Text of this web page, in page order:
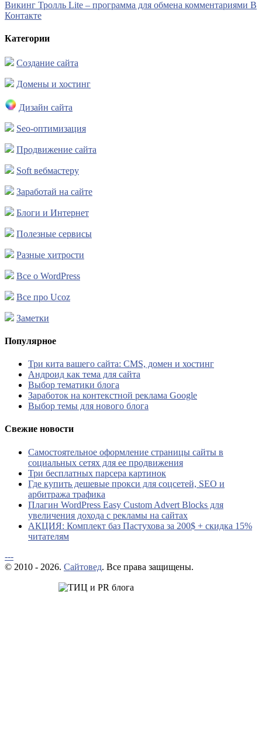
Викинг Тролль Lite – программа для обмена комментариями В
Контакте
Категории
Создание сайта
Домены и хостинг
Дизайн сайта
Seo-оптимизация
Продвижение сайта
Soft вебмастеру
Заработай на сайте
Блоги и Интернет
Полезные сервисы
Разные хитрости
Все о WordPress
Все про Ucoz
Заметки
Популярное
Три кита вашего сайта: CMS, домен и хостинг
Андроид как тема для сайта
Выбор тематики блога
Заработок на контекстной реклама Google
Выбор темы для нового блога
Свежие новости
Самостоятельное оформление страницы сайты в
социальных сетях для ее продвижения
Три бесплатных парсера картинок
Где купить дешевые прокси для соцсетей, SEO и
арбитража трафика
Плагин WordPress Easy Custom Advert Blocks для
увеличения дохода с рекламы на сайтах
АКЦИЯ: Комплект баз Пастухова за 200$ + скидка 15%
читателям
---
© 2010 - 2026. Сайтовед. Все права защищены.